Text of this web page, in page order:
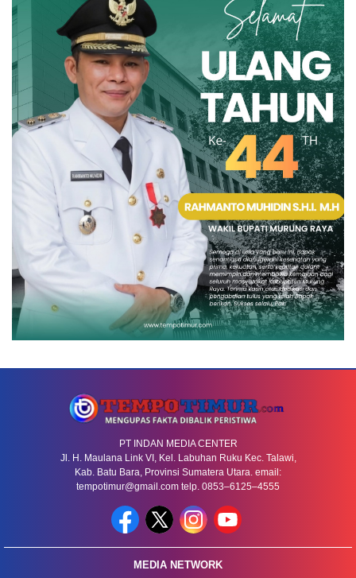
PT INDAN MEDIA CENTER
Jl. H. Maulana Link VI, Kel. Labuhan Ruku Kec. Talawi,
Kab. Batu Bara, Provinsi Sumatera Utara. email:
tempotimur@gmail.com telp. 0853–6125–4555
MEDIA NETWORK